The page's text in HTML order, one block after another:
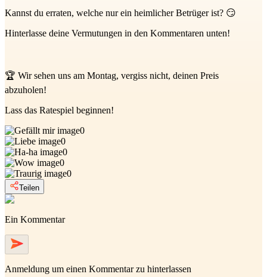
Kannst du erraten, welche nur ein heimlicher Betrüger ist? 😏
Hinterlasse deine Vermutungen in den Kommentaren unten!
🏆 Wir sehen uns am Montag, vergiss nicht, deinen Preis
abzuholen!
Lass das Ratespiel beginnen!
0
0
0
0
0
Teilen
Ein Kommentar
Anmeldung um einen Kommentar zu hinterlassen